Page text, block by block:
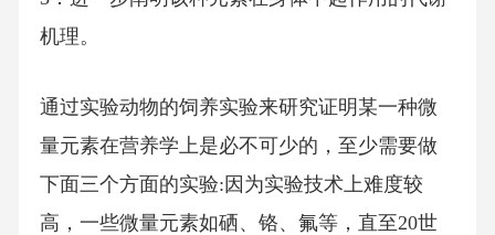
机理。
通过实验动物的饲养实验来研究证明某一种微
量元素在营养学上是必不可少的，至少需要做
下面三个方面的实验:因为实验技术上难度较
高，一些微量元素如硒、铬、氟等，直至20世